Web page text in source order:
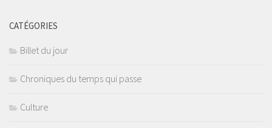
CATÉGORIES
Billet du jour
Chroniques du temps qui passe
Culture